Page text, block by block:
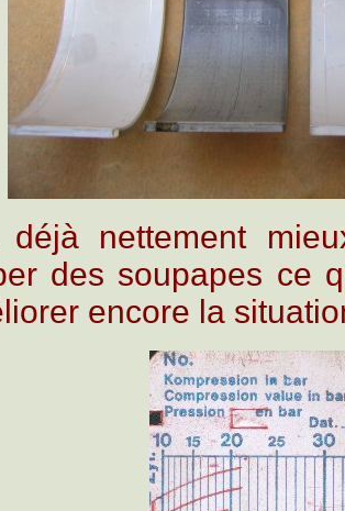
nettement
des soupapes ce
encore la